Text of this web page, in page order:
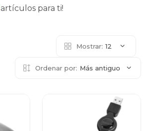
artículos para ti!
Mostrar: 12
Ordenar por: Más antiguo